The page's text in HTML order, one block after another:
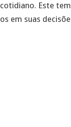
cotidiano. Este
os em suas